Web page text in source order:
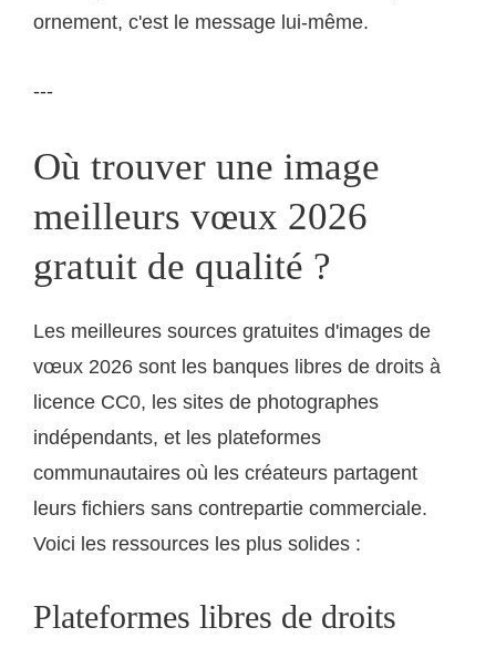
ornement, c'est le message lui-même.
---
Où trouver une image
meilleurs vœux 2026
gratuit de qualité ?
Les meilleures sources gratuites d'images de
vœux 2026 sont les banques libres de droits à
licence CC0, les sites de photographes
indépendants, et les plateformes
communautaires où les créateurs partagent
leurs fichiers sans contrepartie commerciale.
Voici les ressources les plus solides :
Plateformes libres de droits